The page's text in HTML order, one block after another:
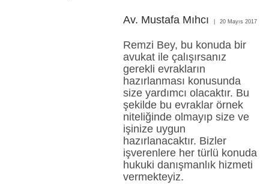
Av. Mustafa Mıhcı 20 Mayıs 2017
Remzi Bey, bu konuda bir
avukat ile çalışırsanız
gerekli evrakların
hazırlanması konusunda
size yardımcı olacaktır. Bu
şekilde bu evraklar örnek
niteliğinde olmayıp size ve
işinize uygun
hazırlanacaktır. Bizler
işverenlere her türlü konuda
hukuki danışmanlık hizmeti
vermekteyiz.